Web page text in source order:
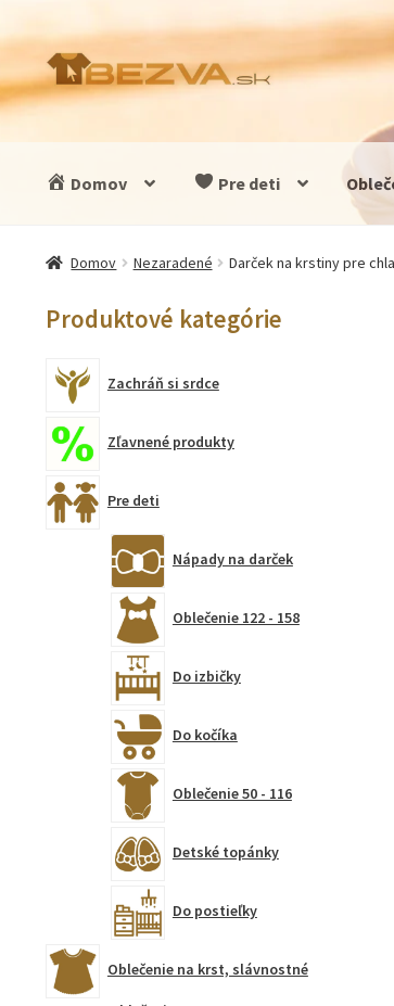
Preskočiť
na
navigáciu
Preskočiť
na
obsah
Domov Pre deti
Domov Nezaradené Darček na krstiny pre
Produktové kategórie
Zachráň si srdce
Zľavnené produkty
Pre deti
Nápady na darček
Oblečenie 122 - 158
Do izbičky
Do kočíka
Oblečenie 50 - 116
Detské topánky
Do postieľky
Oblečenie na krst, slávnostné